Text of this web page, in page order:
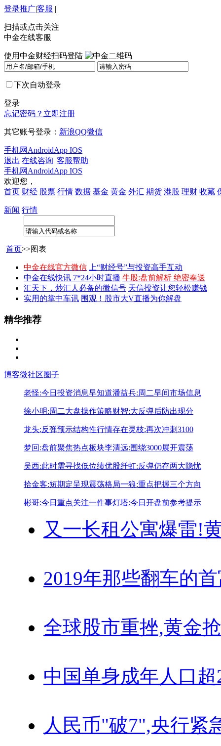
登录推广|客服 |
扫描或点击关注
中金在线客服
使用中金财经扫码登陆
下次自动登录
登录
忘记密码？ 立即注册
其它账号登录： 新浪QQ微信
手机网 AndroidApp IOS
退出 在线咨询 |客服帮助
手机网 AndroidApp IOS
欢迎您，
首页 财经 股票 行情 数据 基金 黄金 外汇 期货 港股 理财 收藏
新闻 行情
首页>>图表
中金在线官方微信
上“财经号”与投资高手互动
中金在线快讯 7*24小时直播 牛股:盘前解析 绝密奉送
汇天下，炒汇人必备的微信号 天信投资让您轻松赚钱
实用的掌中车讯 围观！股市大V直播为你解盘
精华推荐
博客微社区圈子
老怪:今日投资消息早知道潘益兵:周二早间市场信息
徐小明:周二大盘操作策略财智:大反弹后防出现分
龙头:反弹预示结构性行情存在灵枝:再次冲刺3100
梦回:盘前聚焦热点板块李清远:围绕3000展开震荡
吴西:此时需寻找低位绩优股纤虹:反弹仍存两大隐忧
拾金客:短期定呈现震荡格局一狼:重点把握三个方向
彬哥:今日重点关注一件事灯塔:今日开盘前参考提示
又一长租公寓爆雷!
2019年那些翻车的
全球股市重挫,黄金
中国单身成年人口超
人民币"破7",央行紧